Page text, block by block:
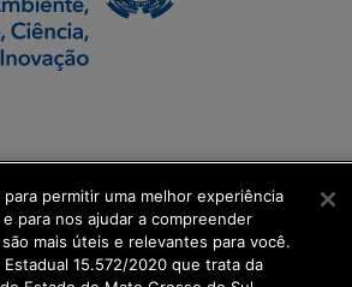
permitir uma melhor experiência
para nos ajudar a compreender
mais úteis e relevantes para você.
15.572/2020 que trata da